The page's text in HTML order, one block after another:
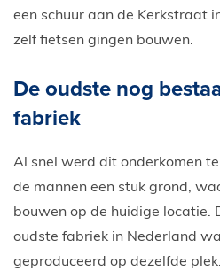
een schuur aan de Kerkstraat
zelf fietsen gingen bouwen.
De oudste nog
fabriek
Al snel werd dit onderkomen
de mannen een stuk grond,
bouwen op de huidige locatie.
oudste fabriek in Nederland
geproduceerd op dezelfde plek.